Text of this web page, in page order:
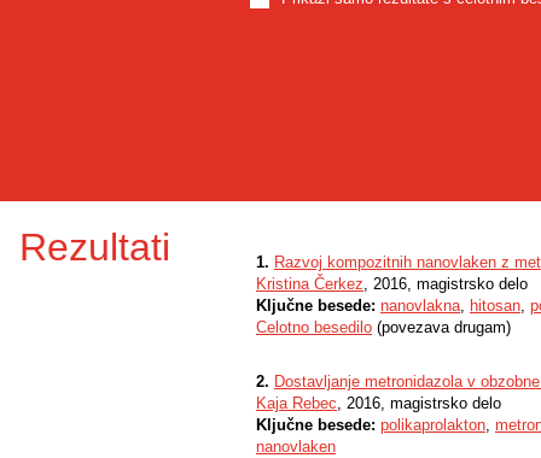
Rezultati 1. Razvoj kompozitnih nanovlaken z
Kristina Čerkez, 2016, magistrsko delo
Ključne besede: nanovlakna, hitosan,
Celotno besedilo (povezava drugam)
2. Dostavljanje metronidazola v
Kaja Rebec, 2016, magistrsko delo
Ključne besede: polikaprolakton,
nanovlaken